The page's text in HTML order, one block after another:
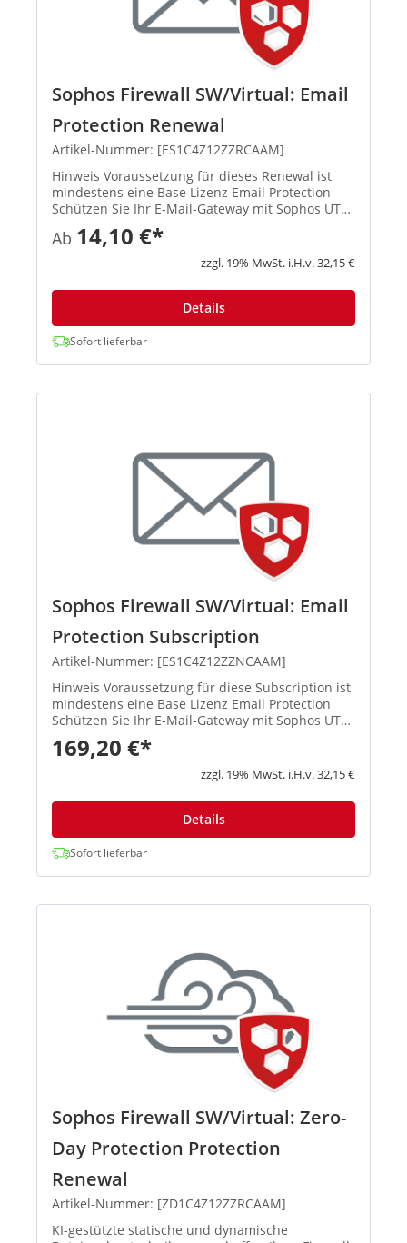
Sophos Firewall SW/Virtual: Email
Protection Renewal
Artikel-Nummer: [ES1C4Z12ZZRCAAM]
Hinweis Voraussetzung für dieses Renewal ist
mindestens eine Base Lizenz Email Protection
Schützen Sie Ihr E-Mail-Gateway mit Sophos UTM
und sichern Sie sich einfachen und
leistungsstarken Schutz vor Spam un...
Ab 14,10 €*
zzgl. 19% MwSt. i.H.v. 32,15 €
Details
Sofort lieferbar
Sophos Firewall SW/Virtual: Email
Protection Subscription
Artikel-Nummer: [ES1C4Z12ZZNCAAM]
Hinweis Voraussetzung für diese Subscription ist
mindestens eine Base Lizenz Email Protection
Schützen Sie Ihr E-Mail-Gateway mit Sophos UTM
und sichern Sie sich einfachen und
leistungsstarken Schutz vor Spa...
169,20 €*
zzgl. 19% MwSt. i.H.v. 32,15 €
Details
Sofort lieferbar
Sophos Firewall SW/Virtual: Zero-
Day Protection Protection
Renewal
Artikel-Nummer: [ZD1C4Z12ZZRCAAM]
KI-gestützte statische und dynamische